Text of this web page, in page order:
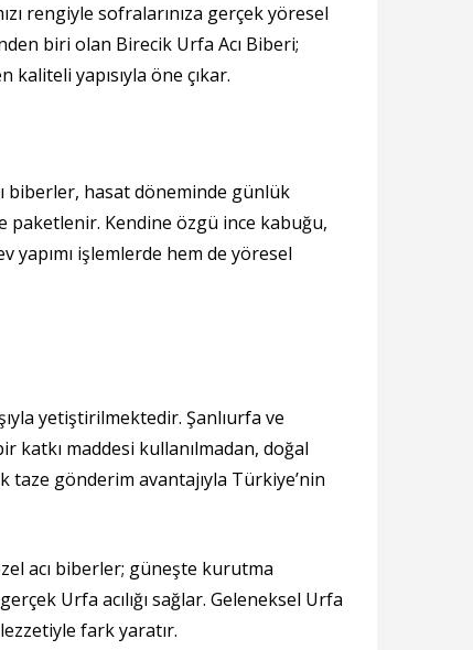
rengiyle sofralarınıza gerçek yöresel
biri olan Birecik Urfa Acı Biberi;
kaliteli yapısıyla öne çıkar.
biberler, hasat döneminde günlük
Kendine özgü ince kabuğu,
yapımı işlemlerde hem de yöresel
yetiştirilmektedir. Şanlıurfa ve
maddesi kullanılmadan, doğal
taze gönderim avantajıyla Türkiye’nin
acı biberler; güneşte kurutma
Urfa acılığı sağlar. Geleneksel Urfa
fark yaratır.